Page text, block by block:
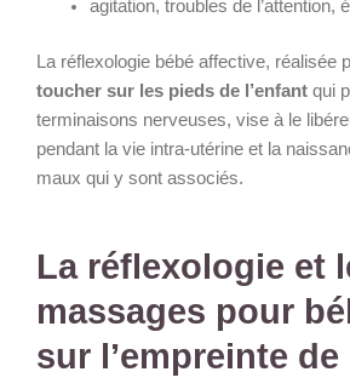
agitation, troubles de l’attention,
La réflexologie bébé affective, réalisée
toucher sur les pieds de l’enfant qui
terminaisons nerveuses, vise à le
pendant la vie intra-utérine et la
maux qui y sont associés.
La réflexologie et
massages pour
sur l’empreinte